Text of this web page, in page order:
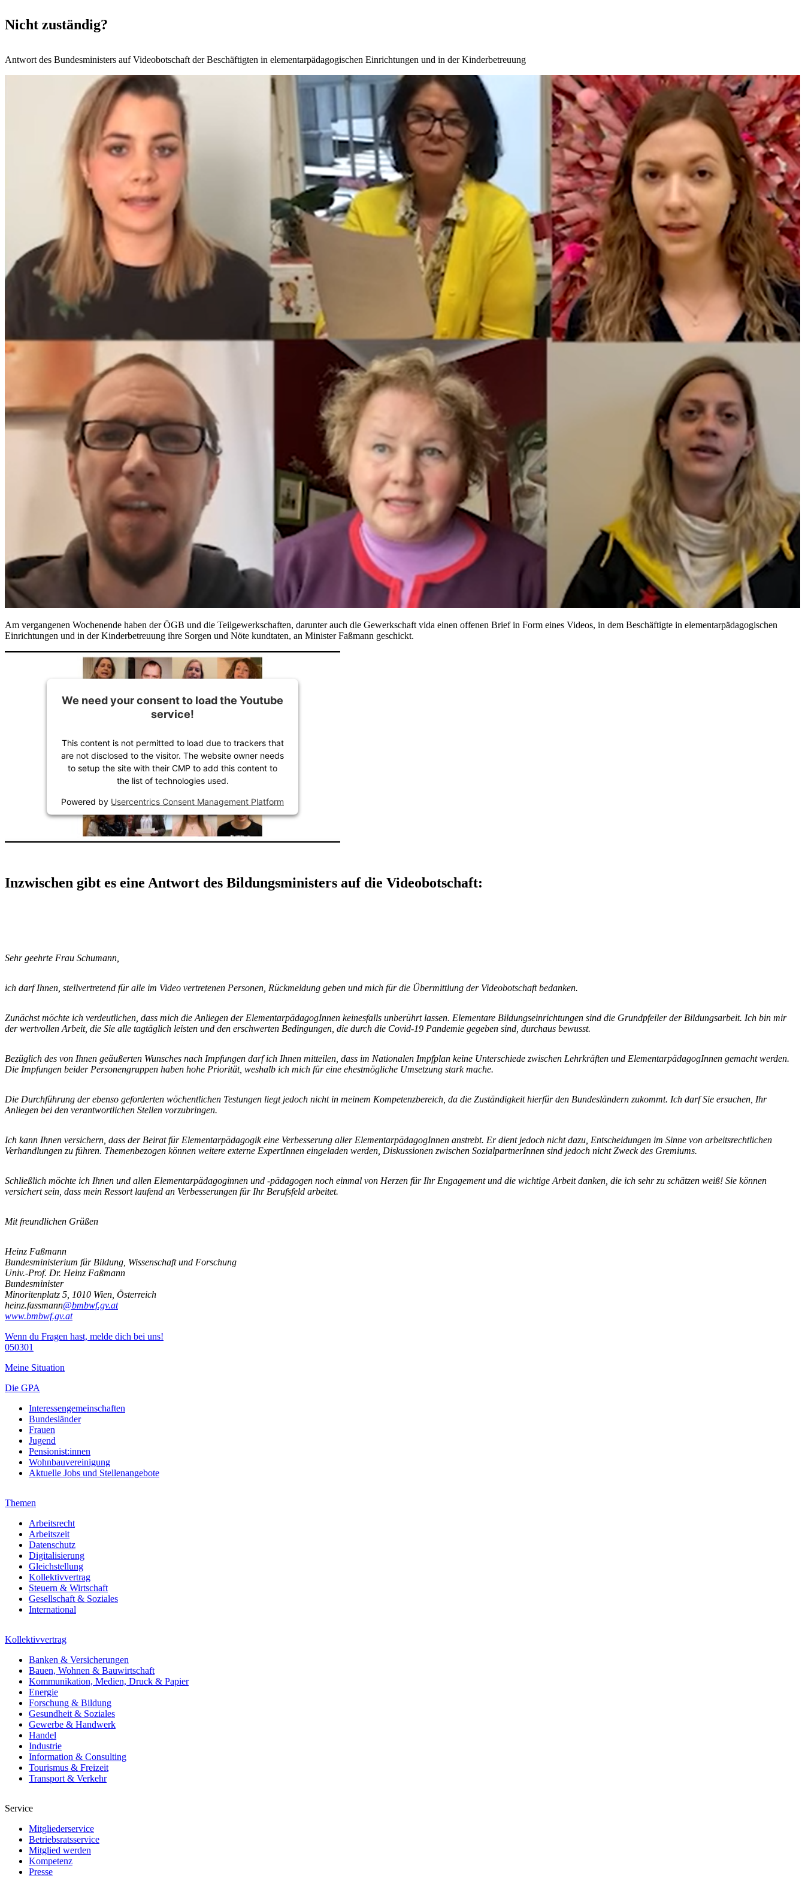
Nicht zuständig?
Antwort des Bundesministers auf Videobotschaft der Beschäftigten in elementarpädagogischen Einrichtungen und in der Kinderbetreuung
Am vergangenen Wochenende haben der ÖGB und die Teilgewerkschaften, darunter auch die Gewerkschaft vida einen offenen Brief in Form eines Videos, in dem Beschäftigte in elementarpädagogischen
Einrichtungen und in der Kinderbetreuung ihre Sorgen und Nöte kundtaten, an Minister Faßmann geschickt.
We need your consent to load the Youtube
service!
This content is not permitted to load due to trackers that
are not disclosed to the visitor. The website owner needs
to setup the site with their CMP to add this content to
the list of technologies used.
Powered by Usercentrics Consent Management Platform
Inzwischen gibt es eine Antwort des Bildungsministers auf die Videobotschaft:
Sehr geehrte Frau Schumann,
ich darf Ihnen, stellvertretend für alle im Video vertretenen Personen, Rückmeldung geben und mich für die Übermittlung der Videobotschaft bedanken.
Zunächst möchte ich verdeutlichen, dass mich die Anliegen der ElementarpädagogInnen keinesfalls unberührt lassen. Elementare Bildungseinrichtungen sind die Grundpfeiler der Bildungsarbeit. Ich bin mir
der wertvollen Arbeit, die Sie alle tagtäglich leisten und den erschwerten Bedingungen, die durch die Covid-19 Pandemie gegeben sind, durchaus bewusst.
Bezüglich des von Ihnen geäußerten Wunsches nach Impfungen darf ich Ihnen mitteilen, dass im Nationalen Impfplan keine Unterschiede zwischen Lehrkräften und ElementarpädagogInnen gemacht werden.
Die Impfungen beider Personengruppen haben hohe Priorität, weshalb ich mich für eine ehestmögliche Umsetzung stark mache.
Die Durchführung der ebenso geforderten wöchentlichen Testungen liegt jedoch nicht in meinem Kompetenzbereich, da die Zuständigkeit hierfür den Bundesländern zukommt. Ich darf Sie ersuchen, Ihr
Anliegen bei den verantwortlichen Stellen vorzubringen.
Ich kann Ihnen versichern, dass der Beirat für Elementarpädagogik eine Verbesserung aller ElementarpädagogInnen anstrebt. Er dient jedoch nicht dazu, Entscheidungen im Sinne von arbeitsrechtlichen
Verhandlungen zu führen. Themenbezogen können weitere externe ExpertInnen eingeladen werden, Diskussionen zwischen SozialpartnerInnen sind jedoch nicht Zweck des Gremiums.
Schließlich möchte ich Ihnen und allen Elementarpädagoginnen und -pädagogen noch einmal von Herzen für Ihr Engagement und die wichtige Arbeit danken, die ich sehr zu schätzen weiß! Sie können
versichert sein, dass mein Ressort laufend an Verbesserungen für Ihr Berufsfeld arbeitet.
Mit freundlichen Grüßen
Heinz Faßmann
Bundesministerium für Bildung, Wissenschaft und Forschung
Univ.-Prof. Dr. Heinz Faßmann
Bundesminister
Minoritenplatz 5, 1010 Wien, Österreich
heinz.fassmann@bmbwf.gv.at
www.bmbwf.gv.at
Wenn du Fragen hast, melde dich bei uns!
050301
Meine Situation
Die GPA
Interessengemeinschaften
Bundesländer
Frauen
Jugend
Pensionist:innen
Wohnbauvereinigung
Aktuelle Jobs und Stellenangebote
Themen
Arbeitsrecht
Arbeitszeit
Datenschutz
Digitalisierung
Gleichstellung
Kollektivvertrag
Steuern & Wirtschaft
Gesellschaft & Soziales
International
Kollektivvertrag
Banken & Versicherungen
Bauen, Wohnen & Bauwirtschaft
Kommunikation, Medien, Druck & Papier
Energie
Forschung & Bildung
Gesundheit & Soziales
Gewerbe & Handwerk
Handel
Industrie
Information & Consulting
Tourismus & Freizeit
Transport & Verkehr
Service
Mitgliederservice
Betriebsratsservice
Mitglied werden
Kompetenz
Presse